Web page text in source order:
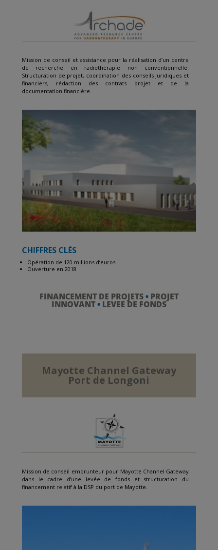
Mission de conseil et assistance pour la réalisation d’un centre
de recherche en radiothérapie non conventionnelle.
Structuration de projet, coordination des conseils juridiques et
financiers, rédaction des contrats projet et de la
documentation financière.
CHIFFRES CLÉS
Opération de 120 millions d’euros
Ouverture en 2018
FINANCEMENT DE PROJETS•PROJET
INNOVANT•LEVEE DE FONDS
Mayotte Channel Gateway
Port de Longoni
Mission de conseil emprunteur pour Mayotte Channel Gateway
dans le cadre d’une levée de fonds et structuration du
financement relatif à la DSP du port de Mayotte.